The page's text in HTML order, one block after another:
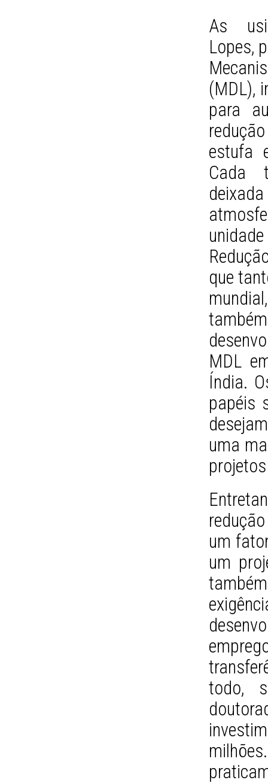
As
Lopes,
(MDL),
para
estufa
Cada
que
MDL
Índia.
papéis
uma
um
um
todo,